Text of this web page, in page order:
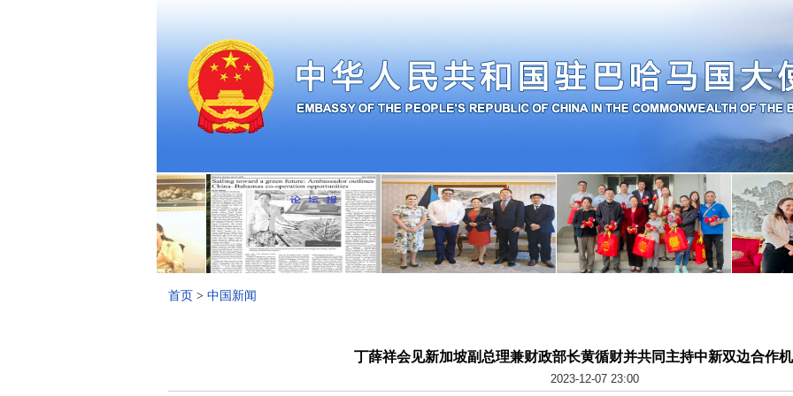
首页 > 中国新闻
丁薛祥会见新加坡副总理兼财政部长黄循财并共同主持中新双边合作
2023-12-07 23:00